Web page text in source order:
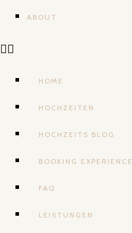
ABOUT
HOME
HOCHZEITEN
HOCHZEITS BLOG
BOOKING EXPERIENCE
FAQ
LEISTUNGEN